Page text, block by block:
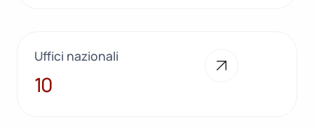
Uffici nazionali
10
10